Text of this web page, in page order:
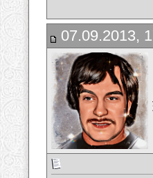
07.09.2013,